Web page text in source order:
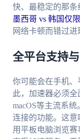
快、最稳定的那条
墨西哥 vs 韩国仅
网络卡顿而错过进
全平台支持
你可能会在手机、
此，加速器必须全
macOS等主流系
连接的功能。这
用平板电脑浏览